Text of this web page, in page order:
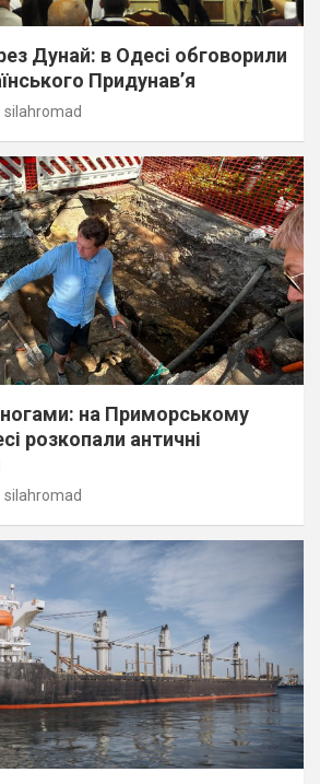
Дунай: в Одесі обговорили
Придунав’я
silahromad
ногами: на Приморському
розкопали античні
silahromad